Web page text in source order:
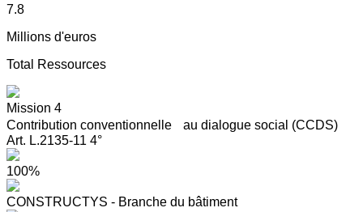
7.8
Millions d'euros
Total Ressources
Mission 4
Contribution conventionnelle au dialogue social (CCDS)
Art. L.2135-11 4°
100%
CONSTRUCTYS - Branche du bâtiment